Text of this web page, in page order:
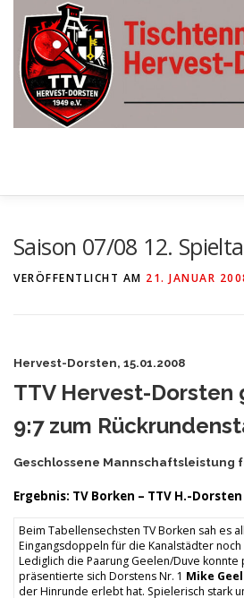
Inhalt
springen
SOCIAL MEDIA TT-NEWS
Saison 07/08 12.
VERÖFFENTLICHT AM 21. JANUAR
Hervest-Dorsten, 15.01.2008
TTV Hervest-Dorsten
9:7 zum
Geschlossene Mannschaftsleistung
Ergebnis: TV Borken – TTV H.-Dorsten
Beim Tabellensechsten TV Borken sah es
Eingangsdoppeln für die Kanalstädter noch
Lediglich die Paarung Geelen/Duve konnte
präsentierte sich Dorstens Nr. 1 Mike
der Hinrunde erlebt hat. Spielerisch stark